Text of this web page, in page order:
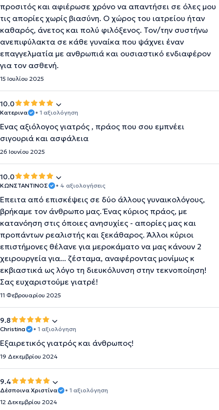
προσιτός και αφιέρωσε χρόνο να απαντήσει σε όλες μου
τις απορίες χωρίς βιασύνη. Ο χώρος του ιατρείου ήταν
καθαρός, άνετος και πολύ φιλόξενος. Τον/την συστήνω
ανεπιφύλακτα σε κάθε γυναίκα που ψάχνει έναν
επαγγελματία με ανθρωπιά και ουσιαστικό ενδιαφέρον
για τον ασθενή.
15 Ιουλίου 2025
10.0
Κατερινα • 1 αξιολόγηση
Ενας αξιόλογος γιατρός , πράος που σου εμπνέει
σιγουριά και ασφάλεια
26 Ιουνίου 2025
10.0
ΚΩΝΣΤΑΝΤΙΝΟΣ • 4 αξιολογήσεις
Έπειτα από επισκέψεις σε δύο άλλους γυναικολόγους,
βρήκαμε τον άνθρωπο μας. Ένας κύριος πράος, με
κατανόηση στις όποιες ανησυχίες - απορίες μας και
προπάντων ρεαλιστής και ξεκάθαρος. Άλλοι κύριοι
επιστήμονες θέλανε για μεροκάματο να μας κάνουν 2
χειρουργεία για... ζέσταμα, αναφέροντας μονίμως κ
εκβιαστικά ως λόγο τη διευκόλυνση στην τεκνοποίηση!
Σας ευχαριστούμε γιατρέ!
11 Φεβρουαρίου 2025
9.8
Christina • 1 αξιολόγηση
Εξαιρετικός γιατρός και άνθρωπος!
19 Δεκεμβρίου 2024
9.4
Δέσποινα Χριστίνα
• 1 αξιολόγηση
12 Δεκεμβρίου 2024